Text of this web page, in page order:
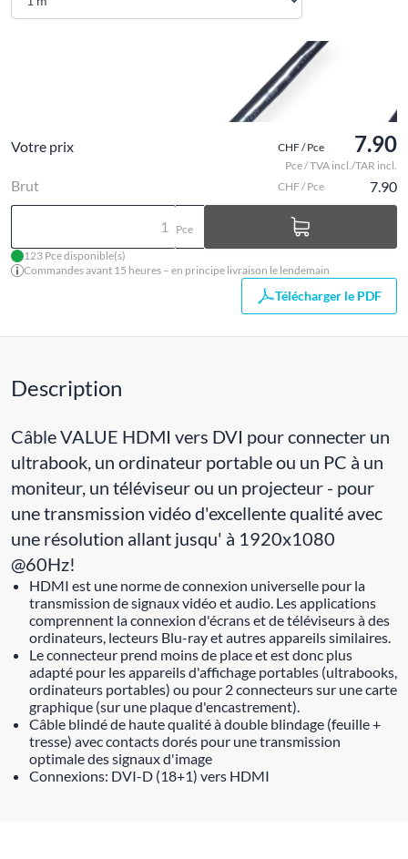
Votre prix CHF / Pce 7.90
Pce / TVA incl./TAR incl.
Brut CHF / Pce 7.90
Pce
123 Pce disponible(s)
Commandes avant 15 heures – en principe livraison le lendemain
Télécharger le PDF
Description
Câble VALUE HDMI vers DVI pour connecter un
ultrabook, un ordinateur portable ou un PC à un
moniteur, un téléviseur ou un projecteur - pour
une transmission vidéo d'excellente qualité avec
une résolution allant jusqu' à 1920x1080
@60Hz!
HDMI est une norme de connexion universelle pour la
transmission de signaux vidéo et audio. Les applications
comprennent la connexion d'écrans et de téléviseurs à des
ordinateurs, lecteurs Blu-ray et autres appareils similaires.
Le connecteur prend moins de place et est donc plus
adapté pour les appareils d'affichage portables (ultrabooks,
ordinateurs portables) ou pour 2 connecteurs sur une carte
graphique (sur une plaque d'encastrement).
Câble blindé de haute qualité à double blindage (feuille +
tresse) avec contacts dorés pour une transmission
optimale des signaux d'image
Connexions: DVI-D (18+1) vers HDMI